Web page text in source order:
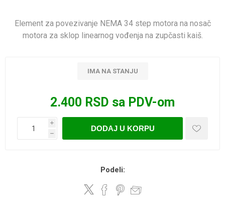
Element za povezivanje NEMA 34 step motora na nosač
motora za sklop linearnog vođenja na zupčasti kaiš.
IMA NA STANJU
2.400 RSD sa PDV-om
i
h
DODAJ U KORPU
Podeli: